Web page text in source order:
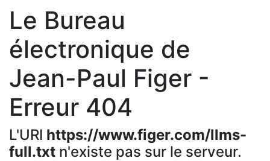
Le Bureau
électronique de
Jean-Paul Figer -
Erreur 404
L'URI https://www.figer.com/llms-
full.txt n'existe pas sur le serveur.